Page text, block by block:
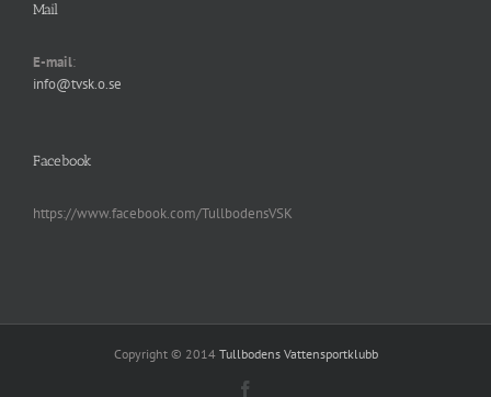
Mail
E-mail:
info@tvsk.o.se
Facebook
https://www.facebook.com/TullbodensVSK
Copyright © 2014 Tullbodens Vattensportklubb